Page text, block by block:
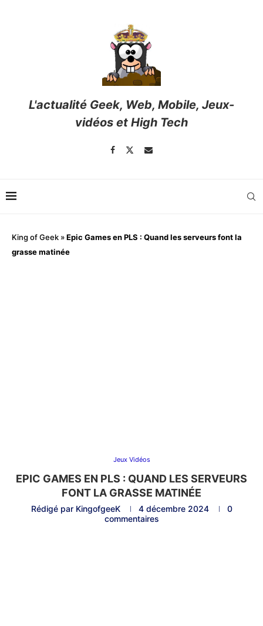
L'actualité Geek, Web, Mobile, Jeux-
vidéos et High Tech
King of Geek »Epic Games en PLS : Quand les serveurs font la
grasse matinée
Jeux Vidéos
EPIC GAMES EN PLS : QUAND LES SERVEURS
FONT LA GRASSE MATINÉE
Rédigé par KingofgeeK 4 décembre 2024
0
commentaires